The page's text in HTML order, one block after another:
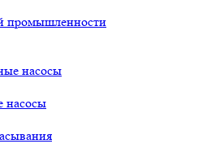
промышленности
насосы
насосы